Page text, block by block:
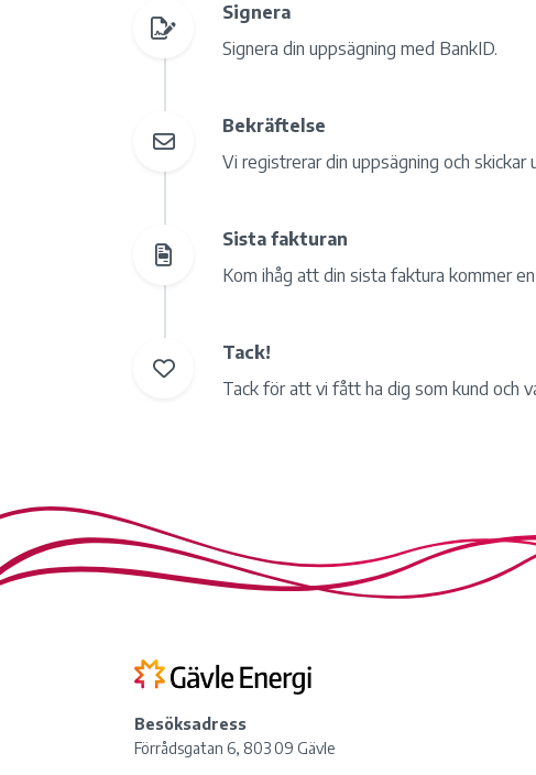
Signera
Signera din uppsägning med BankID.
Bekräftelse
Vi registrerar din uppsägning och
Sista fakturan
Kom ihåg att din sista faktura kommer
Tack!
Tack för att vi fått ha dig som kund och
Besöksadress
Förrådsgatan 6, 803 09 Gävle